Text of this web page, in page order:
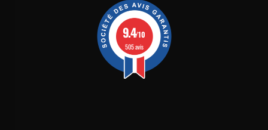
9.4/10
505 avis